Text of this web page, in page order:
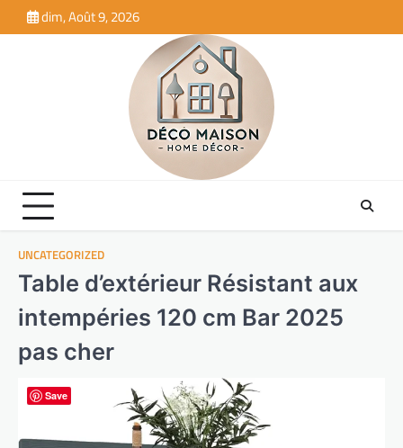
to
dim, Août 9, 2026
UNCATEGORIZED
Table d’extérieur Résistant aux
intempéries 120 cm Bar 2025
pas cher
Save